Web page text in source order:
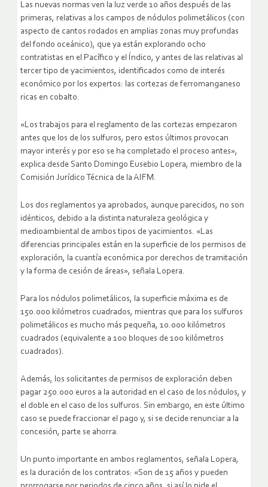
Las nuevas normas ven la luz verde 10 años después de las
primeras, relativas a los campos de nódulos polimetálicos (con
aspecto de cantos rodados en amplias zonas muy profundas
del fondo oceánico), que ya están explorando ocho
contratistas en el Pacífico y el Índico, y antes de las relativas al
tercer tipo de yacimientos, identificados como de interés
económico por los expertos: las cortezas de ferromanganeso
ricas en cobalto.
«Los trabajos para el reglamento de las cortezas empezaron
antes que los de los sulfuros, pero estos últimos provocan
mayor interés y por eso se ha completado el proceso antes»,
explica desde Santo Domingo Eusebio Lopera, miembro de la
Comisión Jurídico Técnica de la AIFM.
Los dos reglamentos ya aprobados, aunque parecidos, no son
idénticos, debido a la distinta naturaleza geológica y
medioambiental de ambos tipos de yacimientos. «Las
diferencias principales están en la superficie de los permisos de
exploración, la cuantía económica por derechos de tramitación
y la forma de cesión de áreas», señala Lopera.
Para los nódulos polimetálicos, la superficie máxima es de
150.000 kilómetros cuadrados, mientras que para los sulfuros
polimetálicos es mucho más pequeña, 10.000 kilómetros
cuadrados (equivalente a 100 bloques de 100 kilómetros
cuadrados).
Además, los solicitantes de permisos de exploración deben
pagar 250.000 euros a la autoridad en el caso de los nódulos, y
el doble en el caso de los sulfuros. Sin embargo, en este último
caso se puede fraccionar el pago y, si se decide renunciar a la
concesión, parte se ahorra.
Un punto importante en ambos reglamentos, señala Lopera,
es la duración de los contratos: «Son de 15 años y pueden